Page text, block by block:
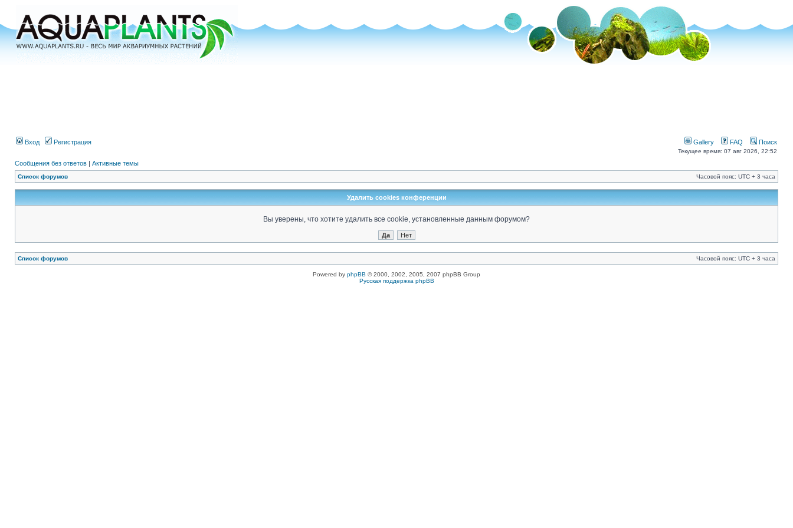
Вход Регистрация Gallery FAQ Поиск
Текущее время: 07 авг 2026, 22:52
Сообщения без ответов | Активные темы
Список форумов Часовой пояс: UTC + 3 часа
Удалить cookies конференции
Вы уверены, что хотите удалить все cookie, установленные данным форумом?
Список форумов Часовой пояс: UTC + 3 часа
Powered by phpBB © 2000, 2002, 2005, 2007 phpBB Group
Русская поддержка phpBB